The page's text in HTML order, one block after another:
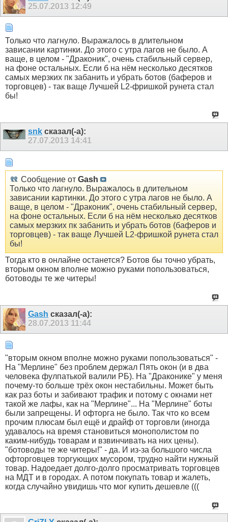
25.07.2013 12:49
Только что лагнуло. Выражалось в длительном
зависании картинки. До этого с утра лагов не было. А
ваще, в целом - "Драконик", очень стабильный сервер,
на фоне остальных. Если б на нём несколько десятков
самых мерзких пк забанить и убрать ботов (баферов и
торговцев) - так ваще Лучшей L2-фришкой рунета стал
бы!
snk сказал(-а):
27.07.2013 14:41
Сообщение от Gash
Только что лагнуло. Выражалось в длительном
зависании картинки. До этого с утра лагов не было. А
ваще, в целом - "Драконик", очень стабильный сервер,
на фоне остальных. Если б на нём несколько десятков
самых мерзких пк забанить и убрать ботов (баферов и
торговцев) - так ваще Лучшей L2-фришкой рунета стал
бы!
Тогда кто в онлайне останется? Ботов бы точно убрать,
вторым окном вполне можно руками попользоваться,
ботоводы те же читеры!
Gash сказал(-а):
28.07.2013 11:44
"вторым окном вполне можно руками попользоваться" -
На "Мерлине" без проблем держал Пять окон (и в два
человека фулпатькой валили РБ). На "Драконике" у меня
почему-то больше трёх окон нестабильны. Может быть
как раз боты и забивают трафик и потому с окнами нет
такой же лафы, как на "Мерлине"... На "Мерлине" боты
были запрещены. И офторга не было. Так что ко всем
прочим плюсам был ещё и драйф от торговли (иногда
удавалось на время становиться монополистом по
каким-нибудь товарам и взвинчивать на них цены).
"ботоводы те же читеры!" - да. И из-за большого числа
офторговцев торгующих мусором, трудно найти нужный
товар. Надоедает долго-долго просматривать торговцев
на МДТ и в городах. А потом покупать товар и жалеть,
когда случайно увидишь что мог купить дешевле (((